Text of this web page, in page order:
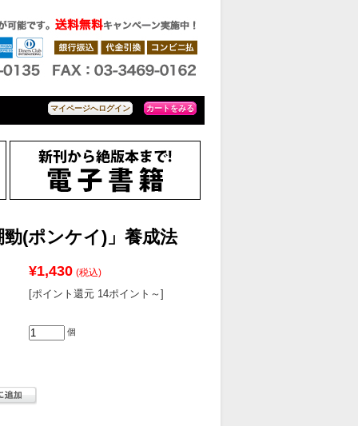
マイページへログイン カートをみる
勁(ポンケイ)」養成法
¥1,430 (税込)
[ポイント還元 14ポイント～]
個